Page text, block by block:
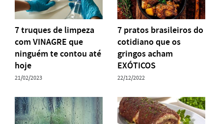
7 truques de limpeza
com VINAGRE que
ninguém te contou até
hoje
21/02/2023
7 pratos brasileiros do
cotidiano que os
gringos acham
EXÓTICOS
22/12/2022